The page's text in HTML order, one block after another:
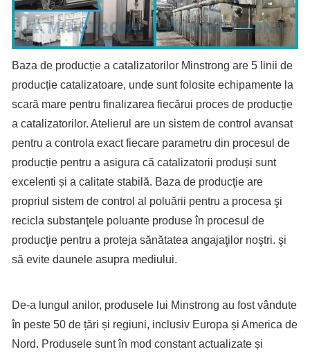
Baza de producție a catalizatorilor Minstrong are 5 linii de
producție catalizatoare, unde sunt folosite echipamente la
scară mare pentru finalizarea fiecărui proces de producție
a catalizatorilor. Atelierul are un sistem de control avansat
pentru a controla exact fiecare parametru din procesul de
producție pentru a asigura că catalizatorii produși sunt
excelenti și a calitate stabilă. Baza de producţie are
propriul sistem de control al poluării pentru a procesa şi
recicla substanţele poluante produse în procesul de
producţie pentru a proteja sănătatea angajaţilor noştri. şi
să evite daunele asupra mediului.
De-a lungul anilor, produsele lui Minstrong au fost vândute
în peste 50 de țări și regiuni, inclusiv Europa și America de
Nord. Produsele sunt în mod constant actualizate și